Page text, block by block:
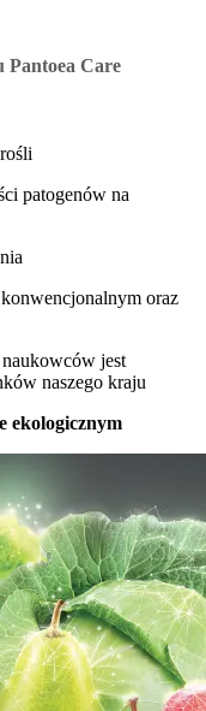
Pantoea Care
patogenów na
oraz
jest
naszego kraju
ekologicznym